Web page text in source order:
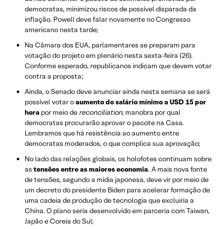
democratas, minimizou riscos de possível disparada da
inflação. Powell deve falar novamente no Congresso
americano nesta tarde;
Na Câmara dos EUA, parlamentares se preparam para
votação do projeto em plenário nesta sexta-feira (26).
Conforme esperado, republicanos indicam que devem votar
contra a proposta;
Ainda, o Senado deve anunciar ainda nesta semana se será
possível votar oaumento do salário mínimo a USD 15 por
hora por meio de reconciliation, manobra por qual
democratas procurarão aprovar o pacote na Casa.
Lembramos que há resistência ao aumento entre
democratas moderados, o que complica sua aprovação;
No lado das relações globais, os holofotes continuam sobre
as tensões entre as maiores economia. A mais nova fonte
de tensões, segundo a mídia japonesa, deve vir por meio de
um decreto do presidente Biden para acelerar formação de
uma cadeia de produção de tecnologia que excluiria a
China. O plano seria desenvolvido em parceria com Taiwan,
Japão e Coreia do Sul;